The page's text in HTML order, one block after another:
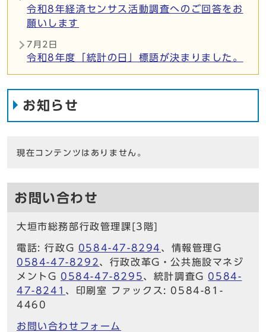
令和8年経済センサス活動調査へのご回答をお
願いします
7月2日
令和8年度「統計の日」標語が決まりました。
お知らせ
現在コンテンツはありません。
お問い合わせ
大垣市総務部行政管理課[3階]
電話: 行政G 0584-47-8294 、情報管理G
0584-47-8292、行政改革G・公共施設マネジ
メントG 0584-47-8295、統計調査G 0584-
47-8241 、印刷室 ファックス: 0584-81-
4460
お問い合わせフォーム